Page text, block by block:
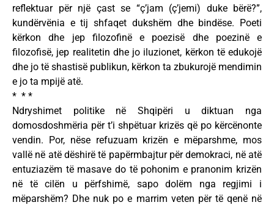
reflektuar për një çast se “ç’jam (ç’jemi) duke bërë?”,
kundërvënia e tij shfaqet dukshëm dhe bindëse. Poeti
kërkon dhe jep filozofinë e poezisë dhe poezinë e
filozofisë, jep realitetin dhe jo iluzionet, kërkon të edukojë
dhe jo të shastisë publikun, kërkon ta zbukurojë mendimin
e jo ta mpijë atë.
* * *
Ndryshimet politike në Shqipëri u diktuan nga
domosdoshmëria për t’i shpëtuar krizës që po kërcënonte
vendin. Por, nëse refuzuam krizën e mëparshme, mos
vallë në atë dëshirë të papërmbajtur për demokraci, në atë
entuziazëm të masave do të pohonim e pranonim krizën
në të cilën u përfshimë, sapo dolëm nga regjimi i
mëparshëm? Dhe nuk po e marrim veten për të qenë në